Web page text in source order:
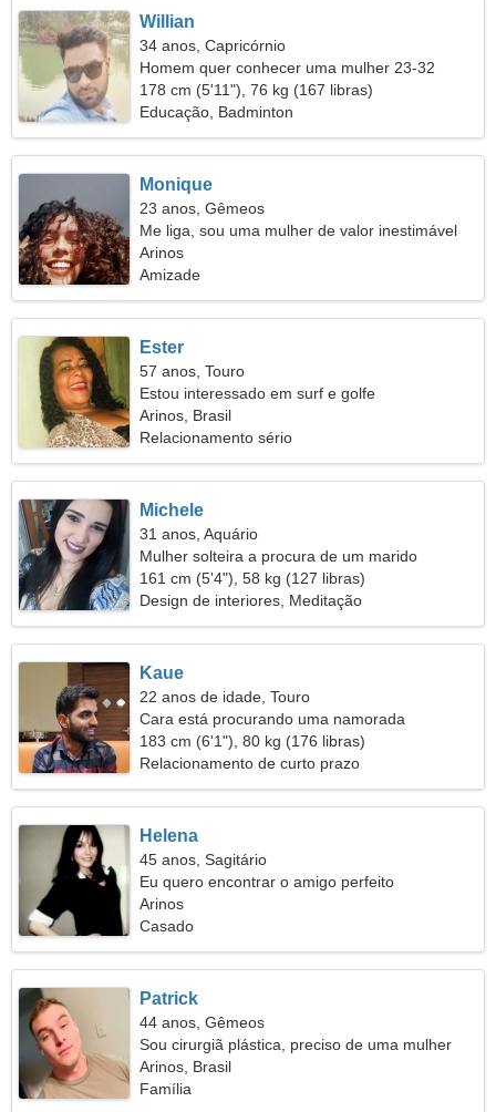
Willian
34 anos, Capricórnio
Homem quer conhecer uma mulher 23-32
178 cm (5'11"), 76 kg (167 libras)
Educação, Badminton
Monique
23 anos, Gêmeos
Me liga, sou uma mulher de valor inestimável
Arinos
Amizade
Ester
57 anos, Touro
Estou interessado em surf e golfe
Arinos, Brasil
Relacionamento sério
Michele
31 anos, Aquário
Mulher solteira a procura de um marido
161 cm (5'4"), 58 kg (127 libras)
Design de interiores, Meditação
Kaue
22 anos de idade, Touro
Cara está procurando uma namorada
183 cm (6'1"), 80 kg (176 libras)
Relacionamento de curto prazo
Helena
45 anos, Sagitário
Eu quero encontrar o amigo perfeito
Arinos
Casado
Patrick
44 anos, Gêmeos
Sou cirurgiã plástica, preciso de uma mulher
gentil
Arinos, Brasil
Família